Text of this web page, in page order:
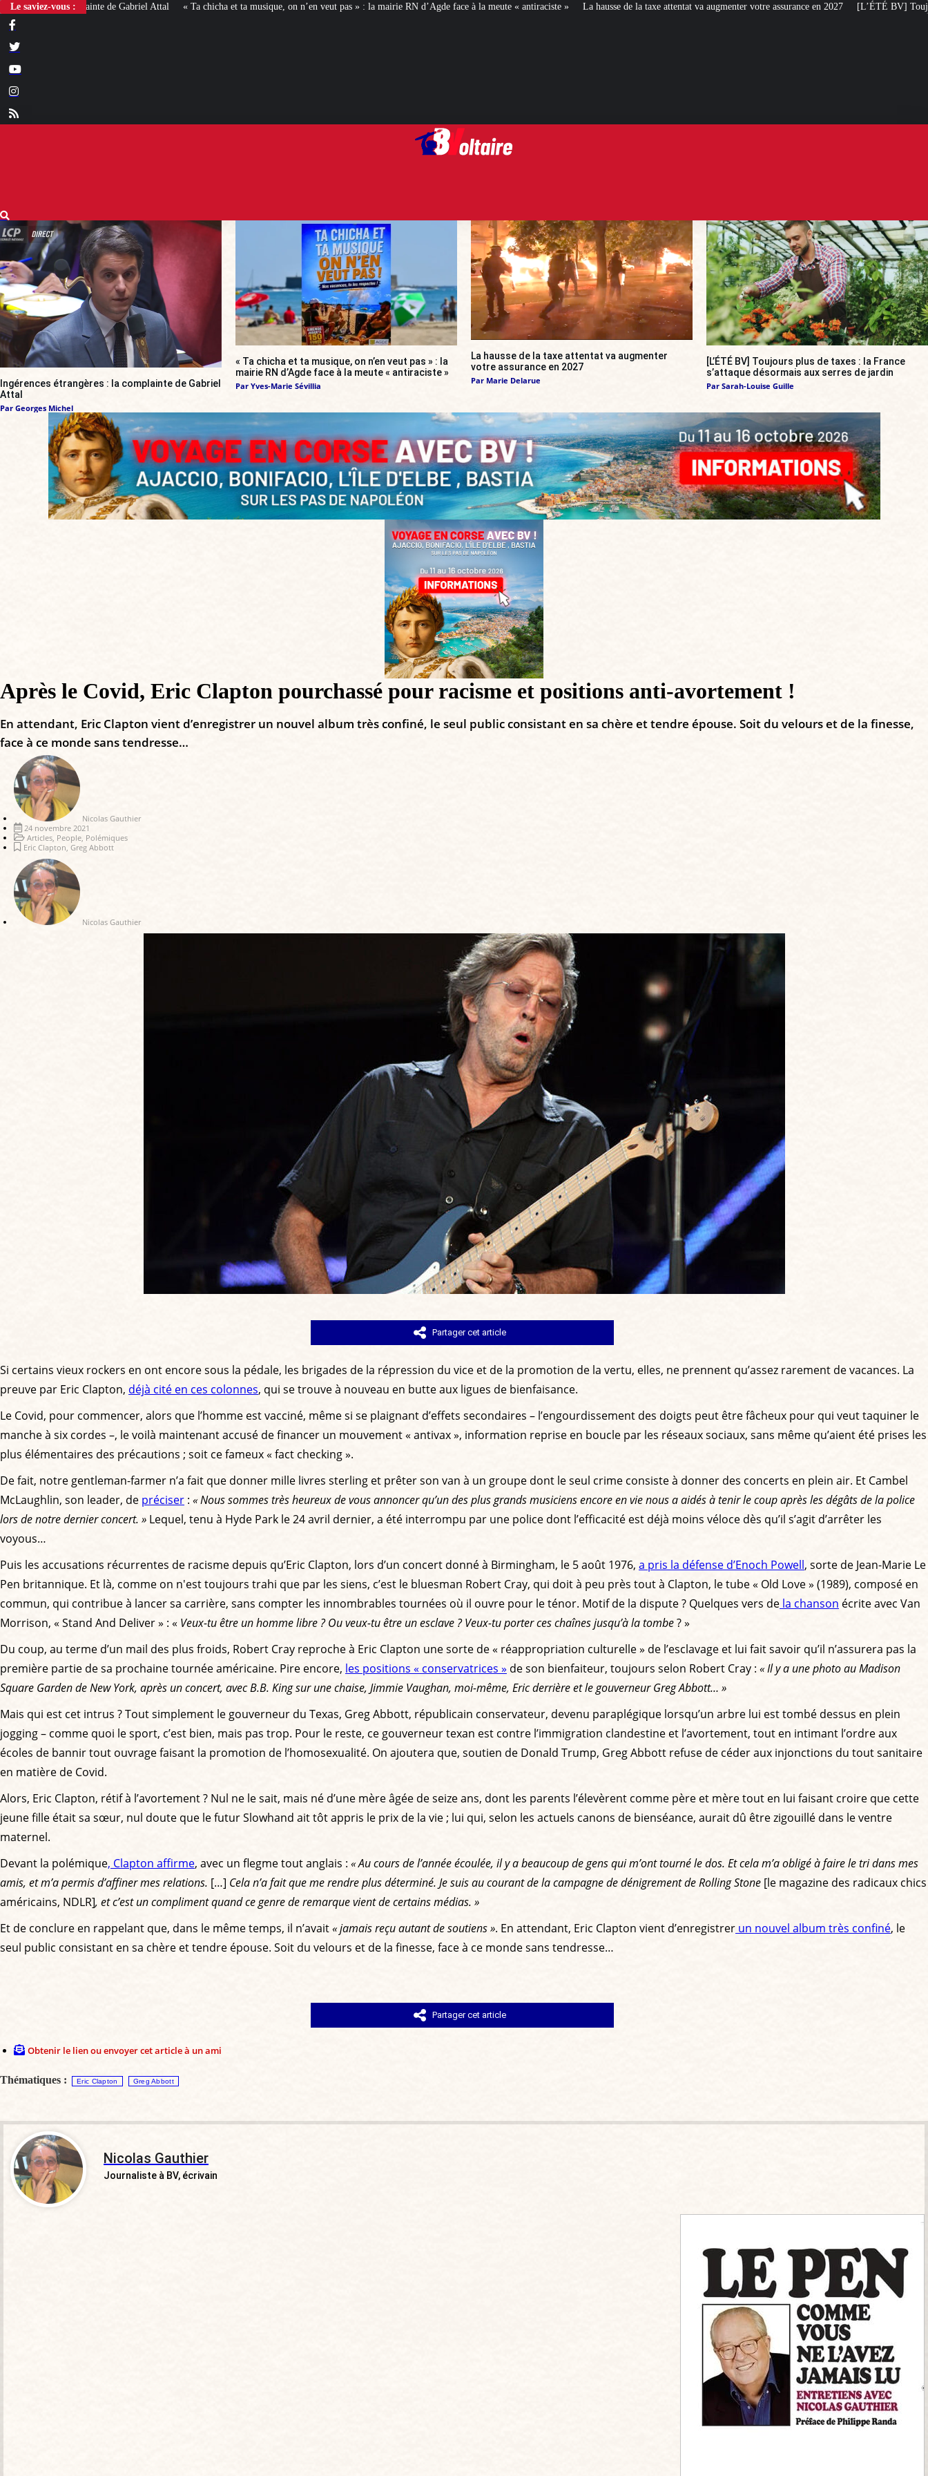
Le saviez-vous : « Ta chicha et ta musique, on n’en veut pas » : la mairie RN d’Agde face à la meute « antiraciste » La hausse de la taxe attentat va augmenter votre assurance en 2027 [L’ÉTÉ BV] Toujours plus de taxes : la
Ingérences étrangères : la complainte de Gabriel
Attal
Par Georges Michel
« Ta chicha et ta musique, on n’en veut pas » : la
mairie RN d’Agde face à la meute « antiraciste »
Par Yves-Marie Sévillia
La hausse de la taxe attentat va augmenter
votre assurance en 2027
Par Marie Delarue
[L’ÉTÉ BV] Toujours plus de taxes : la France
s’attaque désormais aux serres de jardin
Par Sarah-Louise Guille
Après le Covid, Eric Clapton pourchassé pour racisme et positions anti-avortement !
En attendant, Eric Clapton vient d’enregistrer un nouvel album très confiné, le seul public consistant en sa chère et tendre épouse. Soit du velours et de la finesse,
face à ce monde sans tendresse…
Nicolas Gauthier
24 novembre 2021
Articles People Polémiques
Eric Clapton Greg Abbott
Nicolas Gauthier
Partager cet article
Si certains vieux rockers en ont encore sous la pédale, les brigades de la répression du vice et de la promotion de la vertu, elles, ne prennent qu’assez rarement de vacances. La
preuve par Eric Clapton, déjà cité en ces colonnes, qui se trouve à nouveau en butte aux ligues de bienfaisance.
Le Covid, pour commencer, alors que l’homme est vacciné, même si se plaignant d’effets secondaires – l’engourdissement des doigts peut être fâcheux pour qui veut taquiner le
manche à six cordes –, le voilà maintenant accusé de financer un mouvement « antivax », information reprise en boucle par les réseaux sociaux, sans même qu’aient été prises les
plus élémentaires des précautions ; soit ce fameux « fact checking ».
De fait, notre gentleman-farmer n’a fait que donner mille livres sterling et prêter son van à un groupe dont le seul crime consiste à donner des concerts en plein air. Et Cambel
McLaughlin, son leader, de préciser : « Nous sommes très heureux de vous annoncer qu’un des plus grands musiciens encore en vie nous a aidés à tenir le coup après les dégâts de la police
lors de notre dernier concert. » Lequel, tenu à Hyde Park le 24 avril dernier, a été interrompu par une police dont l’efficacité est déjà moins véloce dès qu’il s’agit d’arrêter les
voyous…
Puis les accusations récurrentes de racisme depuis qu’Eric Clapton, lors d’un concert donné à Birmingham, le 5 août 1976, a pris la défense d’Enoch Powell, sorte de Jean-Marie Le
Pen britannique. Et là, comme on n'est toujours trahi que par les siens, c’est le bluesman Robert Cray, qui doit à peu près tout à Clapton, le tube « Old Love » (1989), composé en
commun, qui contribue à lancer sa carrière, sans compter les innombrables tournées où il ouvre pour le ténor. Motif de la dispute ? Quelques vers de la chanson écrite avec Van
Morrison, « Stand And Deliver » : « Veux-tu être un homme libre ? Ou veux-tu être un esclave ? Veux-tu porter ces chaînes jusqu’à la tombe? »
Du coup, au terme d’un mail des plus froids, Robert Cray reproche à Eric Clapton une sorte de « réappropriation culturelle » de l’esclavage et lui fait savoir qu’il n’assurera pas la
première partie de sa prochaine tournée américaine. Pire encore, les positions « conservatrices » de son bienfaiteur, toujours selon Robert Cray : « Il y a une photo au Madison
Square Garden de New York, après un concert, avec B.B. King sur une chaise, Jimmie Vaughan, moi-même, Eric derrière et le gouverneur Greg Abbott… »
Mais qui est cet intrus ? Tout simplement le gouverneur du Texas, Greg Abbott, républicain conservateur, devenu paraplégique lorsqu’un arbre lui est tombé dessus en plein
jogging – comme quoi le sport, c’est bien, mais pas trop. Pour le reste, ce gouverneur texan est contre l’immigration clandestine et l’avortement, tout en intimant l’ordre aux
écoles de bannir tout ouvrage faisant la promotion de l’homosexualité. On ajoutera que, soutien de Donald Trump, Greg Abbott refuse de céder aux injonctions du tout sanitaire
en matière de Covid.
Alors, Eric Clapton, rétif à l’avortement ? Nul ne le sait, mais né d’une mère âgée de seize ans, dont les parents l’élevèrent comme père et mère tout en lui faisant croire que cette
jeune fille était sa sœur, nul doute que le futur Slowhand ait tôt appris le prix de la vie ; lui qui, selon les actuels canons de bienséance, aurait dû être zigouillé dans le ventre
maternel.
Devant la polémique, Clapton affirme, avec un flegme tout anglais : « Au cours de l’année écoulée, il y a beaucoup de gens qui m’ont tourné le dos. Et cela m’a obligé à faire le tri dans mes
amis, et m’a permis d’affiner mes relations. […] Cela n’a fait que me rendre plus déterminé. Je suis au courant de la campagne de dénigrement de Rolling Stone [le magazine des radicaux chics
américains, NDLR], et c’est un compliment quand ce genre de remarque vient de certains médias. »
Et de conclure en rappelant que, dans le même temps, il n’avait« jamais reçu autant de soutiens ». En attendant, Eric Clapton vient d’enregistrer un nouvel album très confiné, le
seul public consistant en sa chère et tendre épouse. Soit du velours et de la finesse, face à ce monde sans tendresse…
Partager cet article
Obtenir le lien ou envoyer cet article à un ami
Thématiques : Eric Clapton Greg Abbott
Nicolas Gauthier
Journaliste à BV, écrivain